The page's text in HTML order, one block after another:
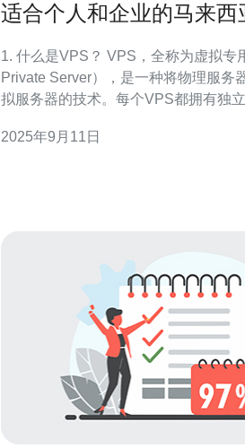
适合个人和企业的马来西
1. 什么是VPS？ VPS，全称为虚拟专
Private Server），是一种将物理服务
拟服务器的技术。每个VPS都拥有独
的主要特点包括： 1. 独立性：每个
2025年9月11日